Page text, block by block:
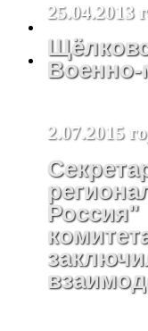
25.04.2013
Военно-
2.07.2015